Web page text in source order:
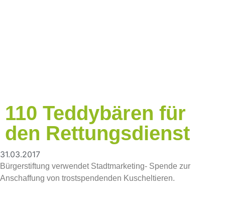
110 Teddybären für
den Rettungsdienst
31.03.2017
Bürgerstiftung verwendet Stadtmarketing- Spende zur
Anschaffung von trostspendenden Kuscheltieren.